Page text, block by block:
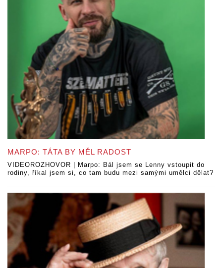
MARPO: TÁTA BY MĚL RADOST
VIDEOROZHOVOR | Marpo: Bál jsem se Lenny vstoupit do
rodiny, říkal jsem si, co tam budu mezi samými umělci dělat?